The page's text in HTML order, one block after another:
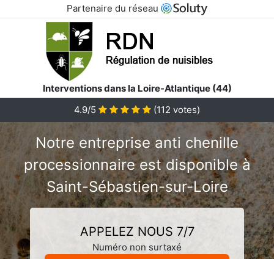
Partenaire du réseau
Interventions dans la Loire-Atlantique (44)
4.9/5
(112 votes)
Notre entreprise anti chenille
processionnaire est disponible à
Saint-Sébastien-sur-Loire
APPELEZ NOUS 7/7
Numéro non surtaxé